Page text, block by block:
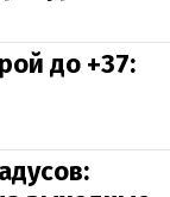
до +37: